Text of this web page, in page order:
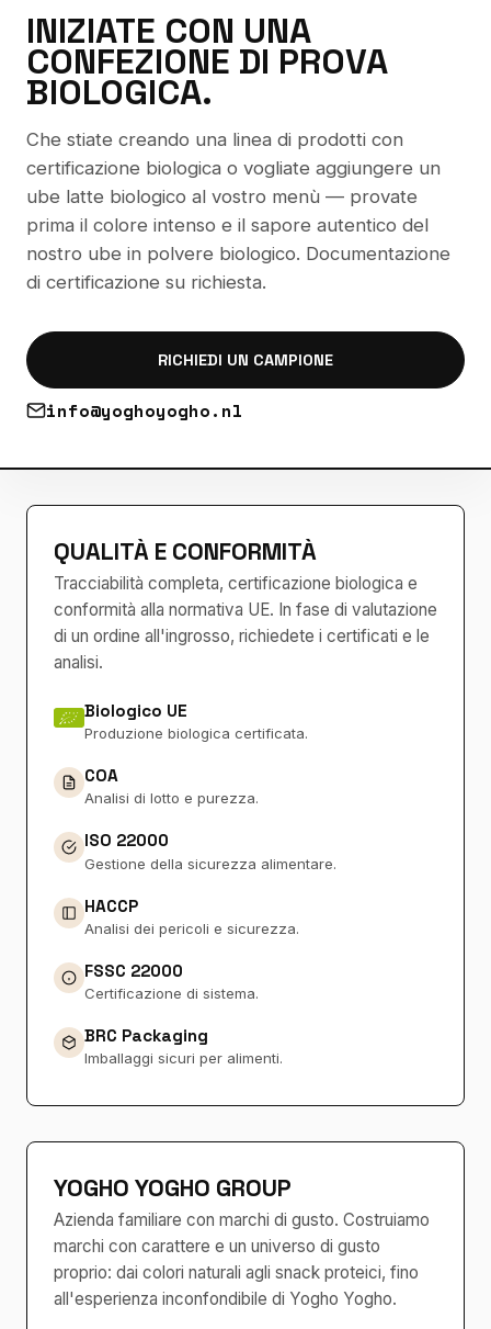
INIZIATE CON UNA
CONFEZIONE DI PROVA
BIOLOGICA.
Che stiate creando una linea di prodotti con
certificazione biologica o vogliate aggiungere un
ube latte biologico al vostro menù — provate
prima il colore intenso e il sapore autentico del
nostro ube in polvere biologico. Documentazione
di certificazione su richiesta.
RICHIEDI UN CAMPIONE
info@yoghoyogho.nl
QUALITÀ E CONFORMITÀ
Tracciabilità completa, certificazione biologica e
conformità alla normativa UE. In fase di valutazione
di un ordine all'ingrosso, richiedete i certificati e le
analisi.
Biologico UE
Produzione biologica certificata.
COA
Analisi di lotto e purezza.
ISO 22000
Gestione della sicurezza alimentare.
HACCP
Analisi dei pericoli e sicurezza.
FSSC 22000
Certificazione di sistema.
BRC Packaging
Imballaggi sicuri per alimenti.
YOGHO YOGHO GROUP
Azienda familiare con marchi di gusto. Costruiamo
marchi con carattere e un universo di gusto
proprio: dai colori naturali agli snack proteici, fino
all'esperienza inconfondibile di Yogho Yogho.